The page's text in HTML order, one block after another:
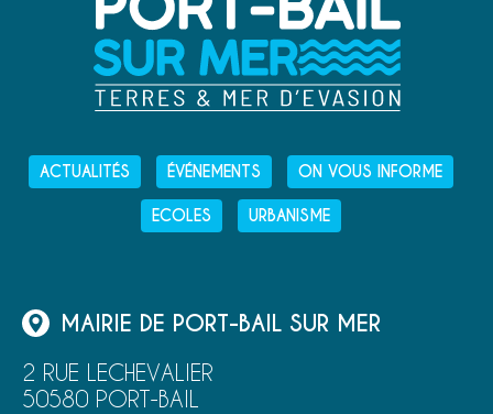
ACTUALITÉS ÉVÉNEMENTS ON VOUS INFORME
ECOLES URBANISME
MAIRIE DE PORT-BAIL SUR MER
2 RUE LECHEVALIER
50580 PORT-BAIL